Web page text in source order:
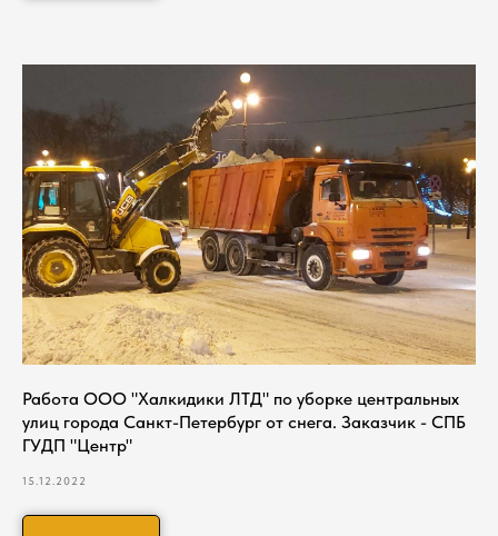
Работа ООО "Халкидики ЛТД" по уборке центральных
улиц города Санкт-Петербург от снега. Заказчик - СПБ
ГУДП "Центр"
15.12.2022